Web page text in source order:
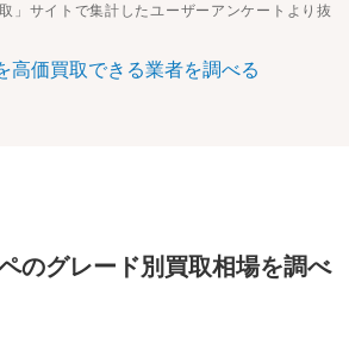
」サイトで集計したユーザーアンケートより抜
高価買取できる業者を調べる
のグレード別買取相場を調べ